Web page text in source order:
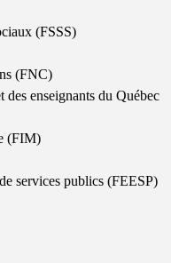
(FSSS)
(FNC)
des enseignants du Québec
(FIM)
services publics (FEESP)